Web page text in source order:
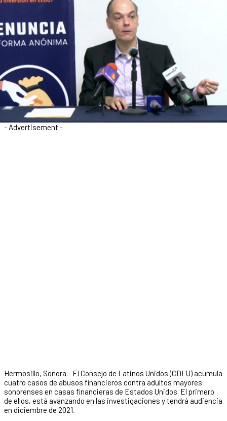
- Advertisement -
Hermosillo, Sonora.- El Consejo de Latinos Unidos (CDLU) acumula
cuatro casos de abusos financieros contra adultos mayores
sonorenses en casas financieras de Estados Unidos. El primero
de ellos, está avanzando en las investigaciones y tendrá audiencia
en diciembre de 2021.